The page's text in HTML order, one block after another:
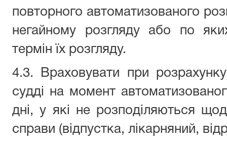
повторного автоматизованого
негайному розгляду або по
термін їх розгляду.
4.3. Враховувати при
судді на момент
дні, у які не розподіляються
справи (відпустка, лікарняний,